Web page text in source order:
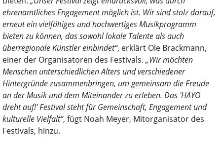
ehrenamtliches Engagement möglich ist. Wir sind stolz darauf,
erneut ein vielfältiges und hochwertiges Musikprogramm
bieten zu können, das sowohl lokale Talente als auch
überregionale Künstler einbindet“, erklärt Ole Brackmann,
einer der Organisatoren des Festivals. „Wir möchten
Menschen unterschiedlichen Alters und verschiedener
Hintergründe zusammenbringen, um gemeinsam die Freude
an der Musik und dem Miteinander zu erleben. Das 'HAYO
dreht auf!' Festival steht für Gemeinschaft, Engagement und
kulturelle Vielfalt“, fügt Noah Meyer, Mitorganisator des
Festivals, hinzu.